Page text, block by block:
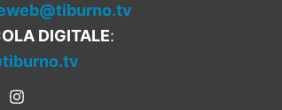
DIGITALE: